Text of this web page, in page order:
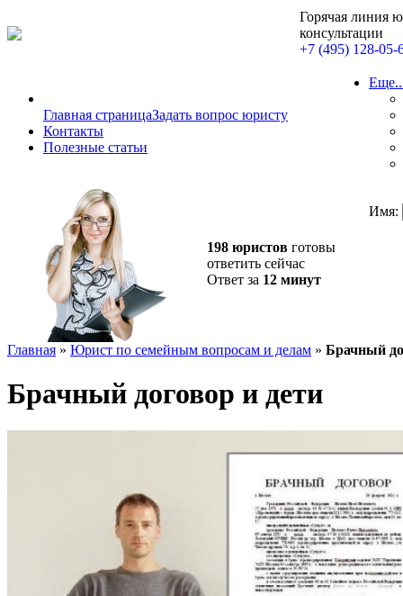
Горячая линия
консультации
+7 (495) 128-05-
Главная страницаЗадать вопрос юристу
Контакты
Полезные статьи
198 юристов готовы
ответить сейчас
Ответ за 12 минут
Имя:
Главная » Юрист по семейным вопросам и делам » Брачный
Брачный договор и дети